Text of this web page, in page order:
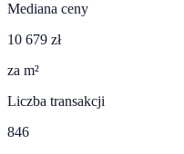
Mediana ceny
10 679 zł
za m²
Liczba transakcji
846